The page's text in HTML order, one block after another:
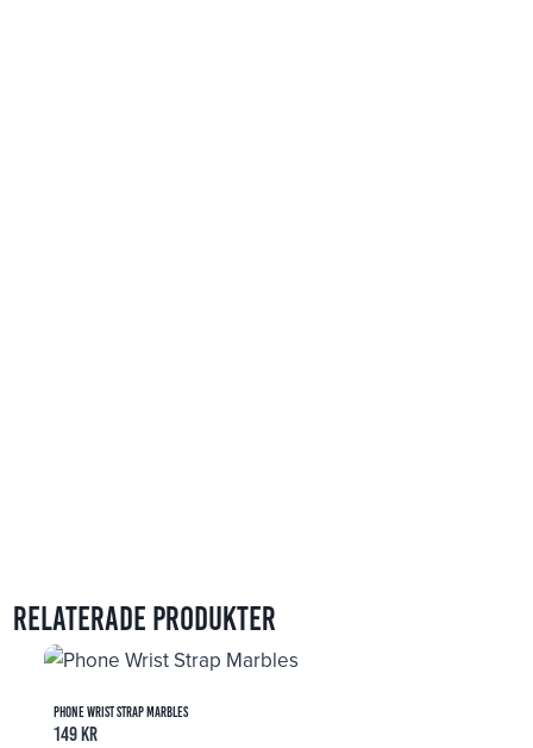
Relaterade produkter
Phone Wrist Strap Marbles
149kr